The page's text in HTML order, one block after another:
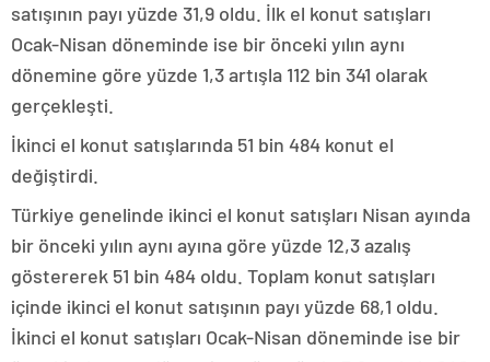
satışının payı yüzde 31,9 oldu. İlk el konut satışları
Ocak-Nisan döneminde ise bir önceki yılın aynı
dönemine göre yüzde 1,3 artışla 112 bin 341 olarak
gerçekleşti.
İkinci el konut satışlarında 51 bin 484 konut el
değiştirdi.
Türkiye genelinde ikinci el konut satışları Nisan ayında
bir önceki yılın aynı ayına göre yüzde 12,3 azalış
göstererek 51 bin 484 oldu. Toplam konut satışları
içinde ikinci el konut satışının payı yüzde 68,1 oldu.
İkinci el konut satışları Ocak-Nisan döneminde ise bir